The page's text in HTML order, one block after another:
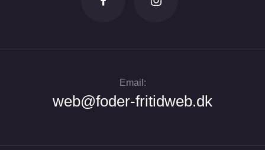
Email:
web@foder-fritidweb.dk